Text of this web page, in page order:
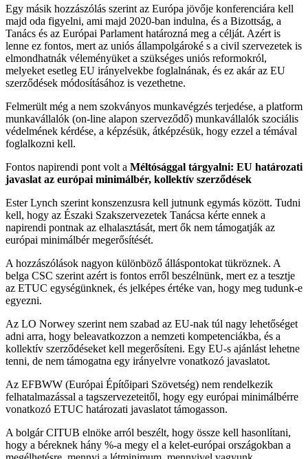
Egy másik hozzászólás szerint az Európa jövője konferenciára kell
majd oda figyelni, ami majd 2020-ban indulna, és a Bizottság, a
Tanács és az Európai Parlament határozná meg a célját. Azért is
lenne ez fontos, mert az uniós állampolgároké s a civil szervezetek is
elmondhatnák véleményüket a szükséges uniós reformokról,
melyeket esetleg EU irányelvekbe foglalnának, és ez akár az EU
szerződések módosításához is vezethetne.
Felmerült még a nem szokványos munkavégzés terjedése, a platform
munkavállalók (on-line alapon szerveződő) munkavállalók szociális
védelmének kérdése, a képzésük, átképzésük, hogy ezzel a témával
foglalkozni kell.
Fontos napirendi pont volt a Méltósággal tárgyalni: EU határozati
javaslat az európai minimálbér, kollektív szerződések
Ester Lynch szerint konszenzusra kell jutnunk egymás között. Tudni
kell, hogy az Északi Szakszervezetek Tanácsa kérte ennek a
napirendi pontnak az elhalasztását, mert ők nem támogatják az
európai minimálbér megerősítését.
A hozzászólások nagyon különböző álláspontokat tükröznek. A
belga CSC szerint azért is fontos erről beszélnünk, mert ez a tesztje
az ETUC egységünknek, és jelképes értéke van, hogy meg tudunk-e
egyezni.
Az LO Norwey szerint nem szabad az EU-nak túl nagy lehetőséget
adni arra, hogy beleavatkozzon a nemzeti kompetenciákba, és a
kollektív szerződéseket kell megerősíteni. Egy EU-s ajánlást lehetne
tenni, de nem támogatna egy irányelvre vonatkozó javaslatot.
Az EFBWW (Európai Építőipari Szövetség) nem rendelkezik
felhatalmazással a tagszervezeteitől, hogy egy európai minimálbérre
vonatkozó ETUC határozati javaslatot támogasson.
A bolgár CITUB elnöke arról beszélt, hogy össze kell hasonlítani,
hogy a béreknek hány %-a megy el a kelet-európai országokban a